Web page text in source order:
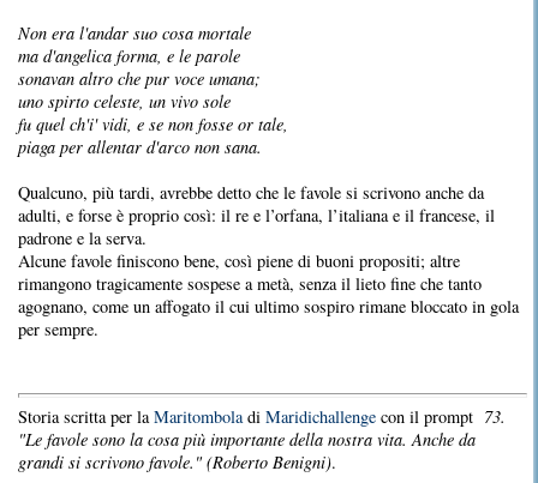
Non era l'andar suo cosa mortale
ma d'angelica forma, e le parole
sonavan altro che pur voce umana;
uno spirto celeste, un vivo sole
fu quel ch'i' vidi, e se non fosse or tale,
piaga per allentar d'arco non sana.
Qualcuno, più tardi, avrebbe detto che le favole si scrivono anche da
adulti, e forse è proprio così: il re e l’orfana, l’italiana e il francese, il
padrone e la serva.
Alcune favole finiscono bene, così piene di buoni propositi; altre
rimangono tragicamente sospese a metà, senza il lieto fine che tanto
agognano, come un affogato il cui ultimo sospiro rimane bloccato in gola
per sempre.
Storia scritta per laMaritomboladi Maridichallenge con il prompt 73.
"Le favole sono la cosa più importante della nostra vita. Anche da
grandi si scrivono favole." (Roberto Benigni).